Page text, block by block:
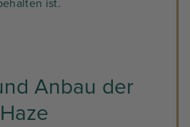
ist.
Anbau der